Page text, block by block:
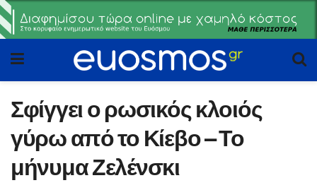
Σφίγγει ο ρωσικός κλοιός
γύρω από το Κίεβο – Το
μήνυμα Ζελένσκι